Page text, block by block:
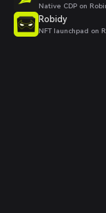
Native CDP on
Robidy
NFT launchpad on